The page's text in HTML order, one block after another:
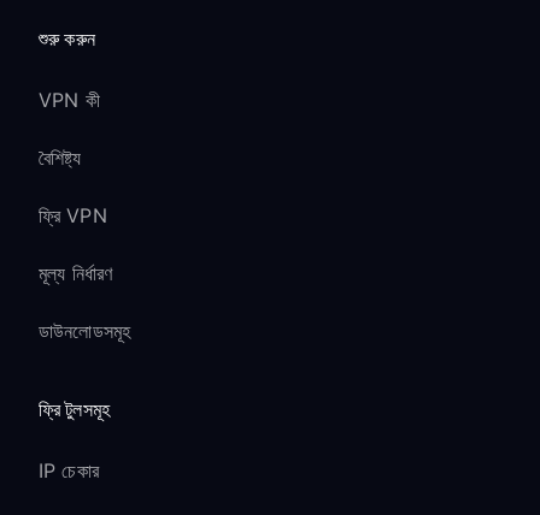
শুরু করুন
VPN কী
বৈশিষ্ট্য
ফ্রি VPN
মূল্য নির্ধারণ
ডাউনলোডসমূহ
ফ্রি টুলসমূহ
IP চেকার